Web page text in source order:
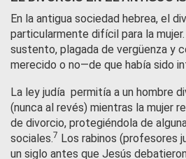
En la antigua sociedad hebrea, el
particularmente difícil para la
sustento, plagada de vergüenza y
merecido o no—de que había sido
La ley judía permitía a un hombre
(nunca al revés) mientras la mujer
de divorcio, protegiéndola de
sociales.7 Los rabinos (profesores
un siglo antes que Jesús